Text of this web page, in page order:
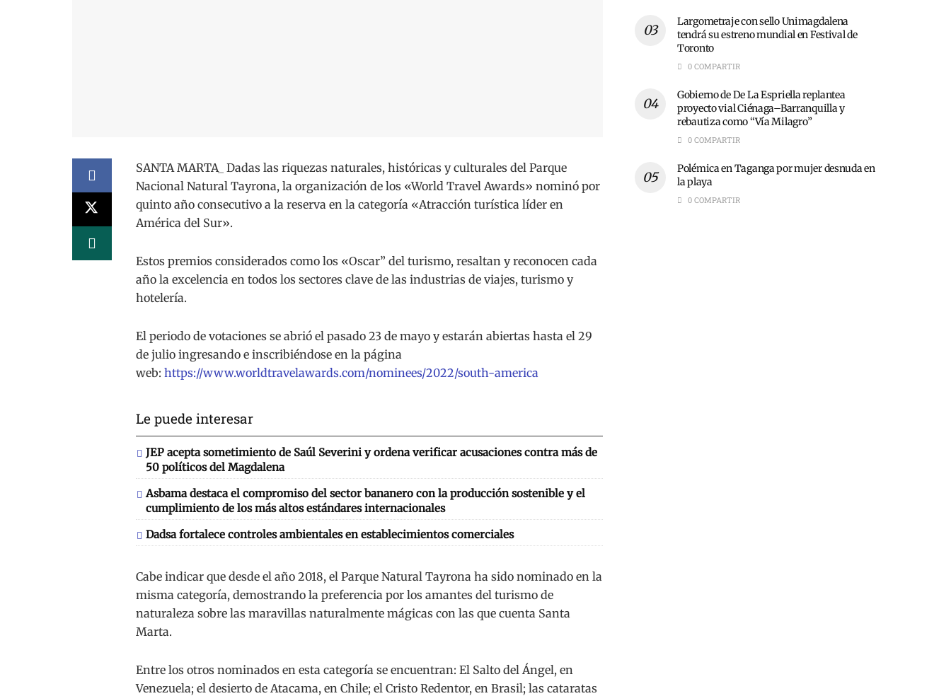
SANTA MARTA_ Dadas las riquezas naturales, históricas y culturales del Parque
Nacional Natural Tayrona, la organización de los «World Travel Awards» nominó por
quinto año consecutivo a la reserva en la categoría «Atracción turística líder en
América del Sur».
Estos premios considerados como los «Oscar” del turismo, resaltan y reconocen cada
año la excelencia en todos los sectores clave de las industrias de viajes, turismo y
hotelería.
El periodo de votaciones se abrió el pasado 23 de mayo y estarán abiertas hasta el 29
de julio ingresando e inscribiéndose en la página
web: https://www.worldtravelawards.com/nominees/2022/south-america
Le puede interesar
JEP acepta sometimiento de Saúl Severini y ordena verificar acusaciones contra más de
50 políticos del Magdalena
Asbama destaca el compromiso del sector bananero con la producción sostenible y el
cumplimiento de los más altos estándares internacionales
Dadsa fortalece controles ambientales en establecimientos comerciales
Cabe indicar que desde el año 2018, el Parque Natural Tayrona ha sido nominado en la
misma categoría, demostrando la preferencia por los amantes del turismo de
naturaleza sobre las maravillas naturalmente mágicas con las que cuenta Santa
Marta.
Entre los otros nominados en esta categoría se encuentran: El Salto del Ángel, en
Venezuela; el desierto de Atacama, en Chile; el Cristo Redentor, en Brasil; las cataratas
Largometraje con sello Unimagdalena
tendrá su estreno mundial en Festival de
Toronto
0 COMPARTIR
Gobierno de De La Espriella replantea
proyecto vial Ciénaga–Barranquilla y
rebautiza como “Vía Milagro”
0 COMPARTIR
Polémica en Taganga por mujer desnuda en
la playa
0 COMPARTIR